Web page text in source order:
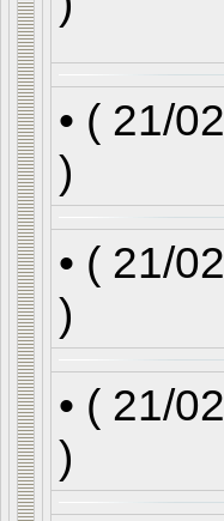
• ( 21/
)
• ( 21/
)
• ( 21/
)